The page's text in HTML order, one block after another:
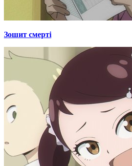
Зошит смерті